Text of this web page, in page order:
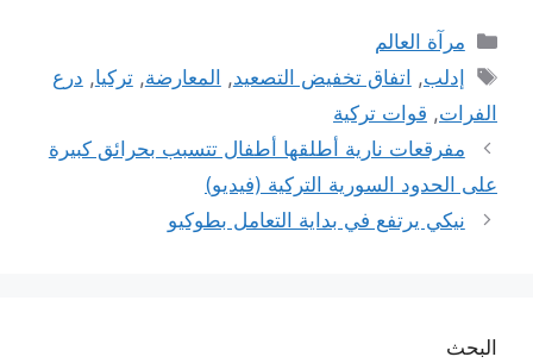
التصنيفات
مرآة العالم
الوسوم
إدلب, اتفاق تخفيض التصعيد, المعارضة,تركيا, درع
الفرات, قوات تركية
مفرقعات نارية أطلقها أطفال تتسبب بحرائق كبيرة
على الحدود السورية التركية (فيديو)
نيكي يرتفع في بداية التعامل بطوكيو
البحث